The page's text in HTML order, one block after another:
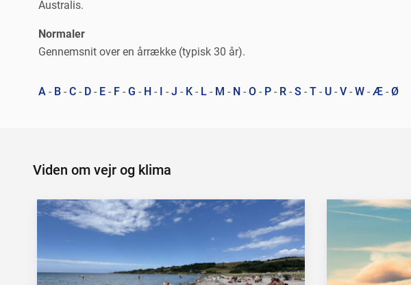
Australis.
Normaler
Gennemsnit over en årrække (typisk 30 år).
A - B - C - D - E - F - G - H - I - J - K - L - M - N - O - P - R - S - T - U - V - W - Æ - Ø
Viden om vejr og klima